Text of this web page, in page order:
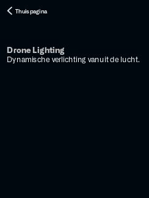
Thuispagina
Drone Lighting
Dynamische verlichting vanuit de lucht.